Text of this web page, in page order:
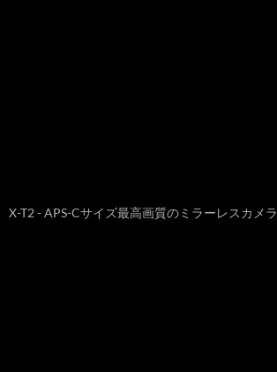
X-T2 - APS-Cサイズ最高画質のミラーレスカメラ